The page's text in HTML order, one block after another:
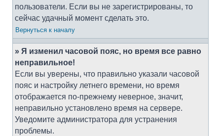
пользователи. Если вы не зарегистрированы, то
сейчас удачный момент сделать это.
Вернуться к началу
» Я изменил часовой пояс, но время все равно
неправильное!
Если вы уверены, что правильно указали часовой
пояс и настройку летнего времени, но время
отображается по-прежнему неверное, значит,
неправильно установлено время на сервере.
Уведомите администратора для устранения
проблемы.